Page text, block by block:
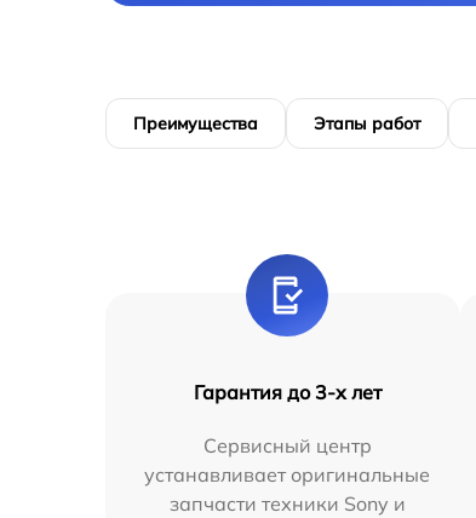
Преимущества Этапы работ
Гарантия до 3-х лет
Сервисный центр
устанавливает оригинальные
запчасти техники Sony и